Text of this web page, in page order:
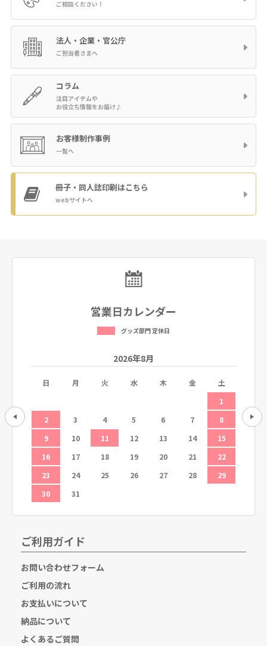
ご相談ください！
法人・企業・官公庁
ご担当者さまへ
コラム
注目アイテムや
お役立ち情報をお届け♪
お客様制作事例
一覧へ
冊子・同人誌印刷はこちら
webサイトへ
営業日カレンダー
グッズ部門 定休日
12
2026年8月
日 月 火 水 木 金
土
1
2
3 4 5 6 7
8
9
10 11 12 13 14
15
16
17 18 19 20 21
22
23
24 25 26 27 28
29
30
31
6
ご利用ガイド
お問い合わせフォーム
ご利用の流れ
お支払いについて
納品について
よくあるご質問